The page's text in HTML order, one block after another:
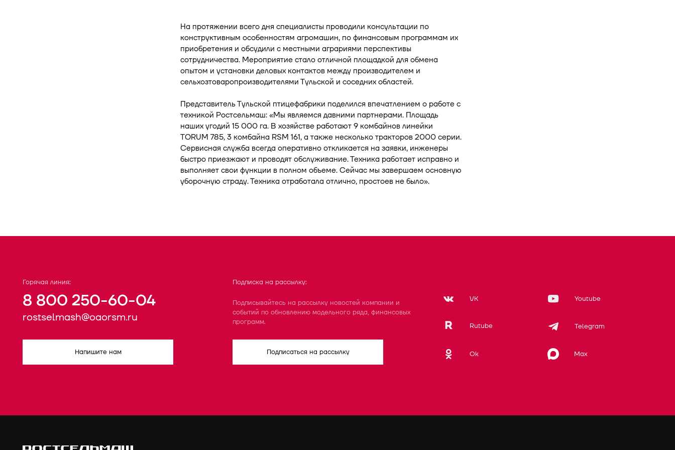
На протяжении всего дня специалисты проводили консультации по
конструктивным особенностям агромашин, по финансовым программам их
приобретения и обсудили с местными аграриями перспективы
сотрудничества. Мероприятие стало отличной площадкой для обмена
опытом и установки деловых контактов между производителем и
сельхозтоваропроизводителями Тульской и соседних областей.
Представитель Тульской птицефабрики поделился впечатлением о работе с
техникой Ростсельмаш: «Мы являемся давними партнерами. Площадь
наших угодий 15 000 га. В хозяйстве работают 9 комбайнов линейки
TORUM 785, 3 комбайна RSM 161, а также несколько тракторов 2000 серии.
Сервисная служба всегда оперативно откликается на заявки, инженеры
быстро приезжают и проводят обслуживание. Техника работает исправно и
выполняет свои функции в полном объеме. Сейчас мы завершаем основную
уборочную страду. Техника отработала отлично, простоев не было».
Горячая линия:
8 800 250-60-04
rostselmash@oaorsm.ru
Напишите нам
Подписка на рассылку:
Подписывайтесь на рассылку новостей компании и
событий по обновлению модельного ряда, финансовых
программ.
Подписаться на рассылку
VK Youtube
Rutube Telegram
Ok Max